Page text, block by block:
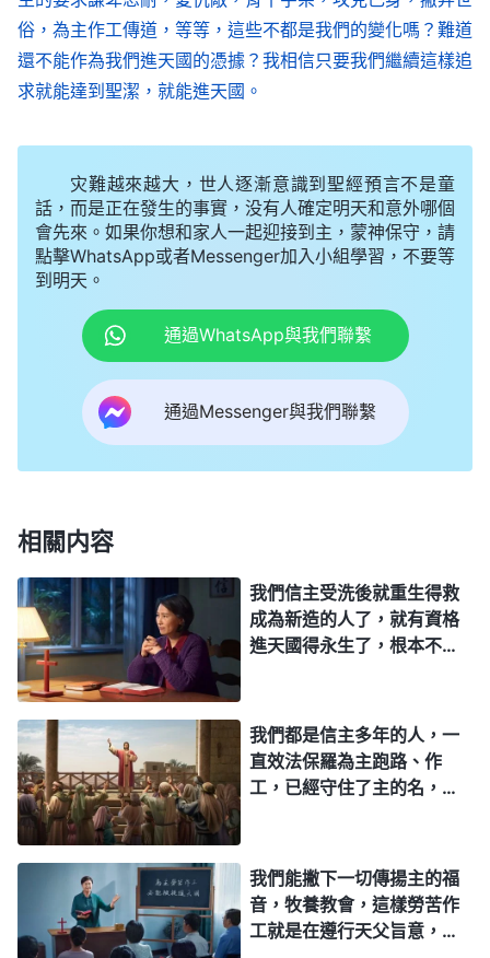
俗，為主作工傳道，等等，這些不都是我們的變化嗎？難道
還不能作為我們進天國的憑據？我相信只要我們繼續這樣追
求就能達到聖潔，就能進天國。
灾難越來越大，世人逐漸意識到聖經預言不是童
話，而是正在發生的事實，没有人確定明天和意外哪個
會先來。如果你想和家人一起迎接到主，蒙神保守，請
點擊WhatsApp或者Messenger加入小組學習，不要等
到明天。
通過WhatsApp與我們聯繫
通過Messenger與我們聯繫
相關内容
我們信主受洗後就重生得救
成為新造的人了，就有資格
進天國得永生了，根本不需
嗎？
我們都是信主多年的人，一
直效法保羅為主跑路、作
工，已經守住了主的名，守
只要注重勤作主工，儆醒等
候主的再來，這樣就能直接
被提進天國。因為聖經上
説：「等候我的必不至羞
我們能撇下一切傳揚主的福
音，牧養教會，這樣勞苦作
工就是在遵行天父旨意，難